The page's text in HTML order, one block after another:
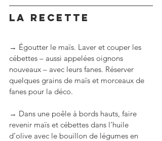
LA RECETTE
→ Égoutter le maïs. Laver et couper les
cébettes – aussi appelées oignons
nouveaux – avec leurs fanes. Réserver
quelques grains de maïs et morceaux de
fanes pour la déco.
→ Dans une poêle à bords hauts, faire
revenir maïs et cébettes dans l’huile
d’olive avec le bouillon de légumes en